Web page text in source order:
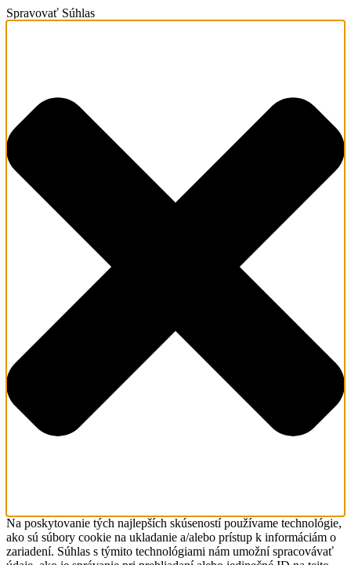
Spravovať Súhlas
Na poskytovanie tých najlepších skúseností používame technológie,
ako sú súbory cookie na ukladanie a/alebo prístup k informáciám o
zariadení. Súhlas s týmito technológiami nám umožní spracovávať